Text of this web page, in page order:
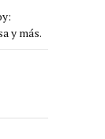
y más.